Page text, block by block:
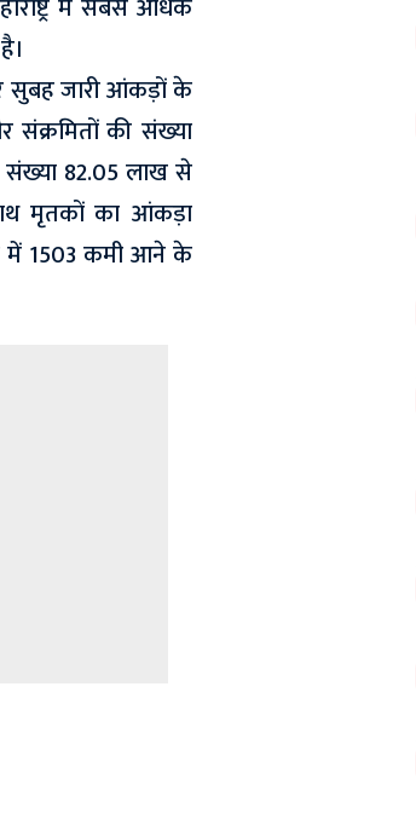
में सबसे अधिक
सुबह जारी आंकड़ों के
की संख्या
संख्या 82.05 लाख से
मृतकों का आंकड़ा
में 1503 कमी आने के